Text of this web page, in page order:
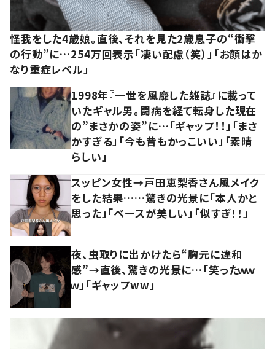
怪我をした4歳娘。直後、それを見た2歳息子の“衝撃
の行動”に…254万回表示「凄い配慮（笑）」「お顔はか
なり重症レベル」
1998年『一世を風靡した雑誌』に載って
いたギャル男。闘病を経て転身した現在
の”まさかの姿”に…「ギャップ！！」「まさ
かすぎる」「今も昔もかっこいい」「素晴
らしい」
スッピン女性→戸田恵梨香さん風メイク
をした結果……驚きの光景に「本人かと
思った」「ベースが美しい」「似すぎ！！」
夜、虫取りに出かけたら“胸元に違和
感”→直後、驚きの光景に…「笑ったｗｗ
ｗ」「ギャップww」